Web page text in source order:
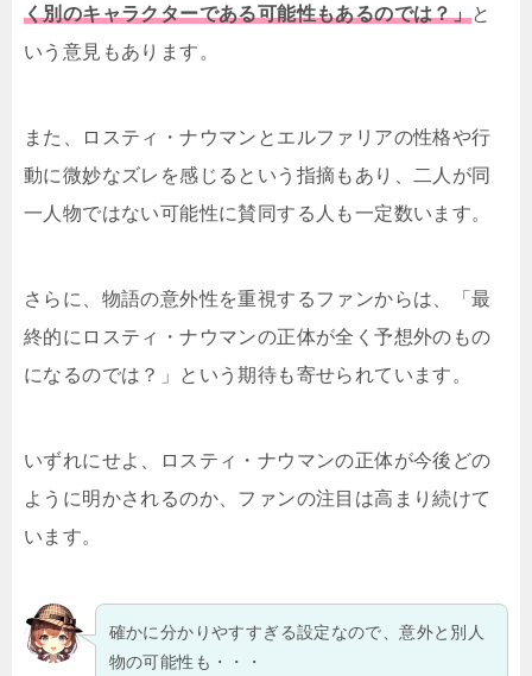
く別のキャラクターである可能性もあるのでは？」と
いう意見もあります。
また、ロスティ・ナウマンとエルファリアの性格や行
動に微妙なズレを感じるという指摘もあり、二人が同
一人物ではない可能性に賛同する人も一定数います。
さらに、物語の意外性を重視するファンからは、「最
終的にロスティ・ナウマンの正体が全く予想外のもの
になるのでは？」という期待も寄せられています。
いずれにせよ、ロスティ・ナウマンの正体が今後どの
ように明かされるのか、ファンの注目は高まり続けて
います。
確かに分かりやすすぎる設定なので、意外と別人
物の可能性も・・・